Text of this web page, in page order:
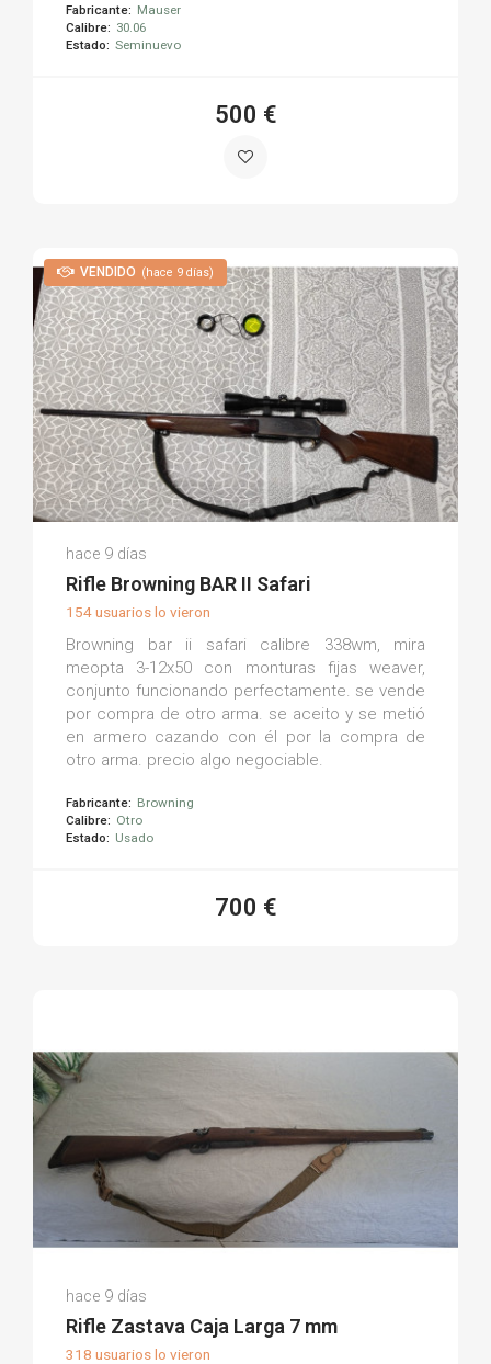
Fabricante: Mauser
Calibre: 30.06
Estado: Seminuevo
500 €
VENDIDO (hace 9 días)
Pedro C.
(0)
hace 9 días
Rifle Browning BAR II Safari
154 usuarios lo vieron
Browning bar ii safari calibre 338wm, mira
meopta 3-12x50 con monturas fijas weaver,
conjunto funcionando perfectamente. se vende
por compra de otro arma. se aceito y se metió
en armero cazando con él por la compra de
otro arma. precio algo negociable.
Fabricante: Browning
Calibre: Otro
Estado: Usado
700 €
Jose Laureano G.
(0)
hace 9 días
Rifle Zastava Caja Larga 7 mm
318 usuarios lo vieron